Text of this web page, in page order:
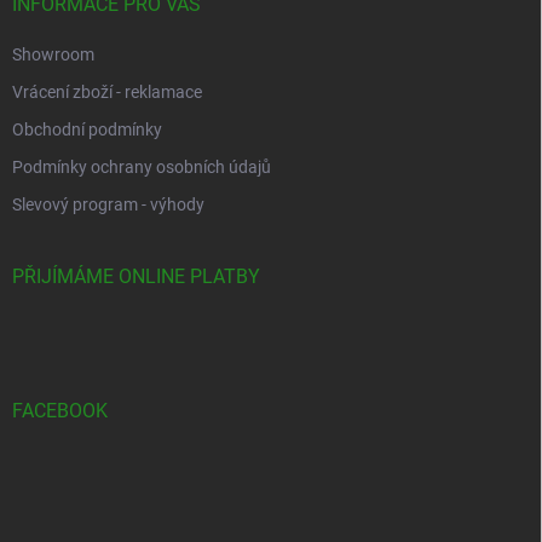
Showroom
Vrácení zboží - reklamace
Obchodní podmínky
Podmínky ochrany osobních údajů
Slevový program - výhody
PŘIJÍMÁME ONLINE PLATBY
FACEBOOK